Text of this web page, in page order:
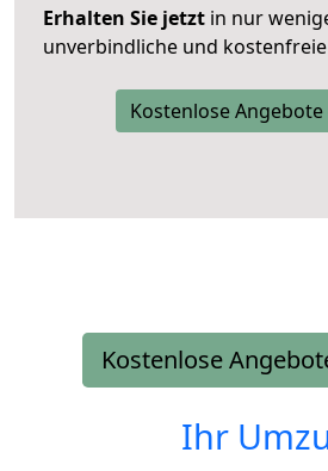
Erhalten Sie jetzt in nur
unverbindliche und
Kostenlose
Kostenlose
Ihr